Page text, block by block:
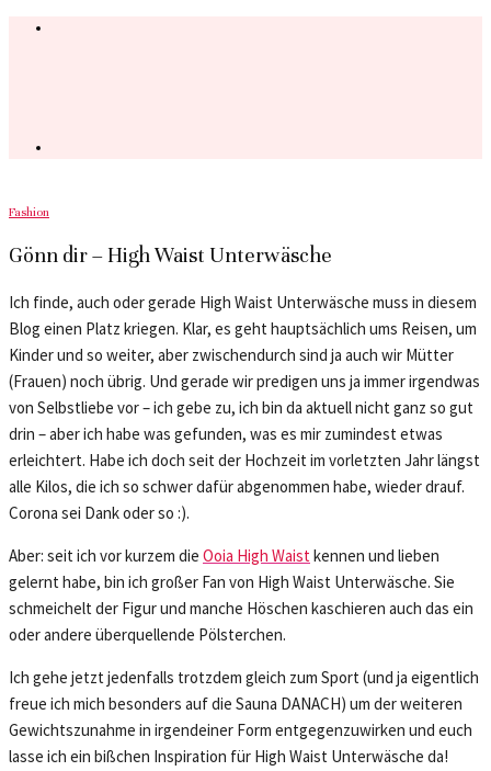
Fashion
Gönn dir – High Waist Unterwäsche
Ich finde, auch oder gerade High Waist Unterwäsche muss in diesem
Blog einen Platz kriegen. Klar, es geht hauptsächlich ums Reisen, um
Kinder und so weiter, aber zwischendurch sind ja auch wir Mütter
(Frauen) noch übrig. Und gerade wir predigen uns ja immer irgendwas
von Selbstliebe vor – ich gebe zu, ich bin da aktuell nicht ganz so gut
drin – aber ich habe was gefunden, was es mir zumindest etwas
erleichtert. Habe ich doch seit der Hochzeit im vorletzten Jahr längst
alle Kilos, die ich so schwer dafür abgenommen habe, wieder drauf.
Corona sei Dank oder so :).
Aber: seit ich vor kurzem die Ooia High Waistkennen und lieben
gelernt habe, bin ich großer Fan von High Waist Unterwäsche. Sie
schmeichelt der Figur und manche Höschen kaschieren auch das ein
oder andere überquellende Pölsterchen.
Ich gehe jetzt jedenfalls trotzdem gleich zum Sport (und ja eigentlich
freue ich mich besonders auf die Sauna DANACH) um der weiteren
Gewichtszunahme in irgendeiner Form entgegenzuwirken und euch
lasse ich ein bißchen Inspiration für High Waist Unterwäsche da!